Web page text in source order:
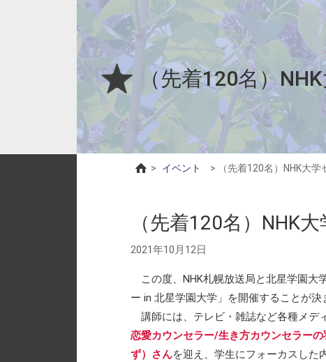
（先着120名）
> イベント > （先着120名）NHK大
（先着120名）NHK
2021年10月12日
この度、NHK札幌放送局と北星学園大
ー in 北星学園大学」を開催することが決
講師には、テレビ・雑誌など各種メデ
恋愛カウンセラー/生き方カウンセラー
ず）さんを迎え、学生にフォーカスした